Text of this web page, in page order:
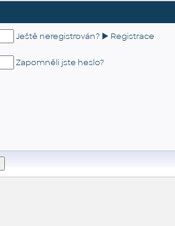
Ještě neregistrován? ► Registrace
Zapomněli jste heslo?